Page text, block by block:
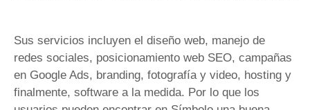
Sus servicios incluyen el diseño web, manejo de
redes sociales, posicionamiento web SEO, campañas
en Google Ads, branding, fotografía y video, hosting y
finalmente, software a la medida. Por lo que los